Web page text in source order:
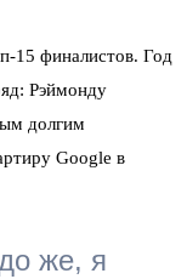
15 финалистов. Год
Рэймонду
долгим
Google в
же, я